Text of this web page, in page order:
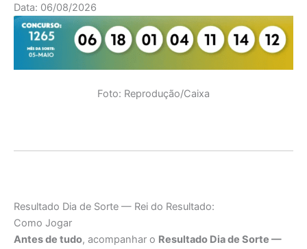
Data: 06/08/2026
Foto: Reprodução/Caixa
Resultado Dia de Sorte — Rei do Resultado:
Como Jogar
Antes de tudo, acompanhar o Resultado Dia de Sorte —